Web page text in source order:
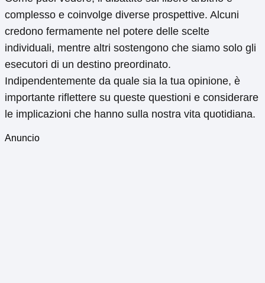
complesso e coinvolge diverse prospettive. Alcuni
credono fermamente nel potere delle scelte
individuali, mentre altri sostengono che siamo solo gli
esecutori di un destino preordinato.
Indipendentemente da quale sia la tua opinione, è
importante riflettere su queste questioni e considerare
le implicazioni che hanno sulla nostra vita quotidiana.
Anuncio